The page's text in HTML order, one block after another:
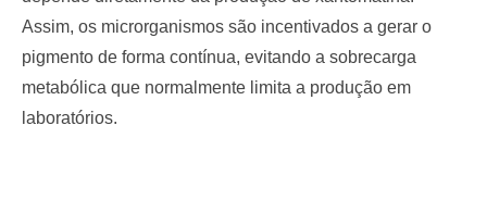
Assim, os microrganismos são incentivados a gerar o
pigmento de forma contínua, evitando a sobrecarga
metabólica que normalmente limita a produção em
laboratórios.